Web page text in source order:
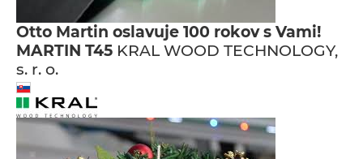
Otto Martin oslavuje 100 rokov s Vami!
MARTIN T45 KRAL WOOD TECHNOLOGY,
s. r. o.